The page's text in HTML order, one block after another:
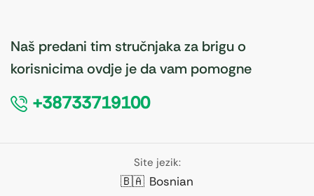
Naš predani tim stručnjaka za brigu o
korisnicima ovdje je da vam pomogne
+38733719100
Site jezik:
🇧🇦 Bosnian